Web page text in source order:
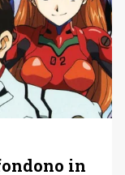
in